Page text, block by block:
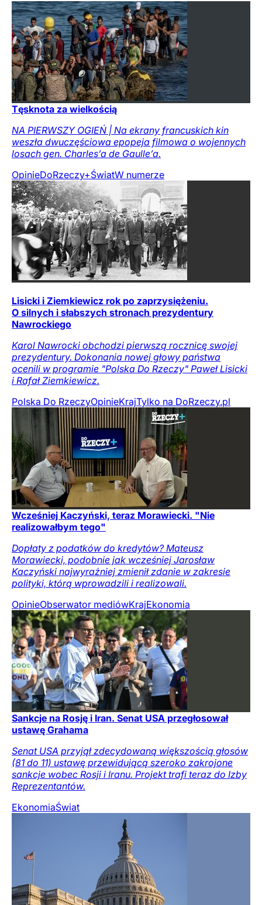
Tęsknota za wielkością
NA PIERWSZY OGIEŃ | Na ekrany francuskich kin
weszła dwuczęściowa epopeja filmowa o wojennych
losach gen. Charles’a de Gaulle’a.
OpinieDoRzeczy+ŚwiatW numerze
Lisicki i Ziemkiewicz rok po zaprzysiężeniu.
O silnych i słabszych stronach prezydentury
Nawrockiego
Karol Nawrocki obchodzi pierwszą rocznicę swojej
prezydentury. Dokonania nowej głowy państwa
ocenili w programie "Polska Do Rzeczy" Paweł Lisicki
i Rafał Ziemkiewicz.
Polska Do RzeczyOpinieKrajTylko na DoRzeczy.pl
Wcześniej Kaczyński, teraz Morawiecki. "Nie
realizowałbym tego"
Dopłaty z podatków do kredytów? Mateusz
Morawiecki, podobnie jak wcześniej Jarosław
Kaczyński najwyraźniej zmienił zdanie w zakresie
polityki, którą wprowadzili i realizowali.
OpinieObserwator mediówKrajEkonomia
Sankcje na Rosję i Iran. Senat USA przegłosował
ustawę Grahama
Senat USA przyjął zdecydowaną większością głosów
(81 do 11) ustawę przewidującą szeroko zakrojone
sankcje wobec Rosji i Iranu. Projekt trafi teraz do Izby
Reprezentantów.
EkonomiaŚwiat